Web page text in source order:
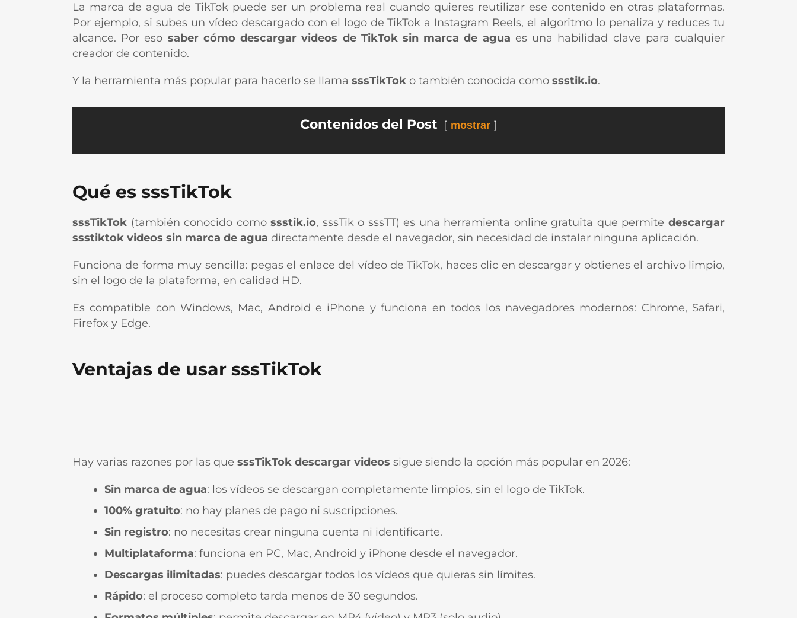
La marca de agua de TikTok puede ser un problema real cuando quieres reutilizar ese contenido en otras plataformas.
Por ejemplo, si subes un vídeo descargado con el logo de TikTok a Instagram Reels, el algoritmo lo penaliza y reduces tu
alcance. Por eso saber cómo descargar videos de TikTok sin marca de agua es una habilidad clave para cualquier
creador de contenido.
Y la herramienta más popular para hacerlo se llama sssTikTok o también conocida como ssstik.io.
Contenidos del Post mostrar
Qué es sssTikTok
sssTikTok (también conocido comossstik.io, sssTik o sssTT) es una herramienta online gratuita que permitedescargar
ssstiktok videos sin marca de agua directamente desde el navegador, sin necesidad de instalar ninguna aplicación.
Funciona de forma muy sencilla: pegas el enlace del vídeo de TikTok, haces clic en descargar y obtienes el archivo limpio,
sin el logo de la plataforma, en calidad HD.
Es compatible con Windows, Mac, Android e iPhone y funciona en todos los navegadores modernos: Chrome, Safari,
Firefox y Edge.
Ventajas de usar sssTikTok
Hay varias razones por las que sssTikTok descargar videos sigue siendo la opción más popular en 2026:
Sin marca de agua: los vídeos se descargan completamente limpios, sin el logo de TikTok.
100% gratuito: no hay planes de pago ni suscripciones.
Sin registro: no necesitas crear ninguna cuenta ni identificarte.
Multiplataforma: funciona en PC, Mac, Android y iPhone desde el navegador.
Descargas ilimitadas: puedes descargar todos los vídeos que quieras sin límites.
Rápido: el proceso completo tarda menos de 30 segundos.